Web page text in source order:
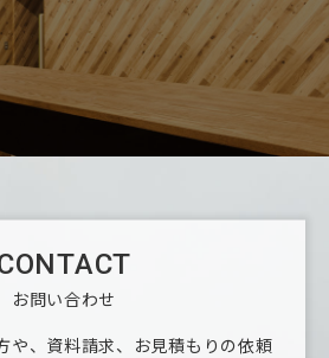
お問い合わせ
や、資料請求、お見積もりの依頼